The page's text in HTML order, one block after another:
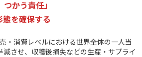
かう責任」
を確保する
・消費レベルにおける世界全体の一人当
減させ、収穫後損失などの生産・サプライ